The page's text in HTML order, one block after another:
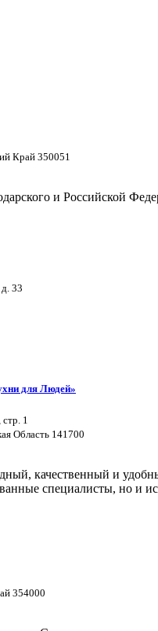
Край 350051
и Российской
33
для Людей»
1
Область 141700
качественный и
специалисты, но и
354000